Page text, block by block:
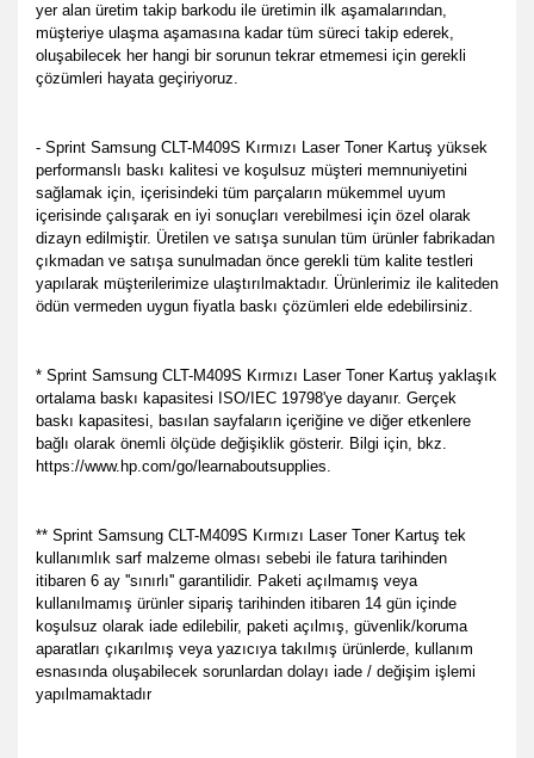
yer alan üretim takip barkodu ile üretimin ilk aşamalarından,
müşteriye ulaşma aşamasına kadar tüm süreci takip ederek,
oluşabilecek her hangi bir sorunun tekrar etmemesi için gerekli
çözümleri hayata geçiriyoruz.
- Sprint Samsung CLT-M409S Kırmızı Laser Toner Kartuş yüksek
performanslı baskı kalitesi ve koşulsuz müşteri memnuniyetini
sağlamak için, içerisindeki tüm parçaların mükemmel uyum
içerisinde çalışarak en iyi sonuçları verebilmesi için özel olarak
dizayn edilmiştir. Üretilen ve satışa sunulan tüm ürünler fabrikadan
çıkmadan ve satışa sunulmadan önce gerekli tüm kalite testleri
yapılarak müşterilerimize ulaştırılmaktadır. Ürünlerimiz ile kaliteden
ödün vermeden uygun fiyatla baskı çözümleri elde edebilirsiniz.
* Sprint Samsung CLT-M409S Kırmızı Laser Toner Kartuş yaklaşık
ortalama baskı kapasitesi ISO/IEC 19798'ye dayanır. Gerçek
baskı kapasitesi, basılan sayfaların içeriğine ve diğer etkenlere
bağlı olarak önemli ölçüde değişiklik gösterir. Bilgi için, bkz.
https://www.hp.com/go/learnaboutsupplies.
** Sprint Samsung CLT-M409S Kırmızı Laser Toner Kartuş tek
kullanımlık sarf malzeme olması sebebi ile fatura tarihinden
itibaren 6 ay ''sınırlı'' garantilidir. Paketi açılmamış veya
kullanılmamış ürünler sipariş tarihinden itibaren 14 gün içinde
koşulsuz olarak iade edilebilir, paketi açılmış, güvenlik/koruma
aparatları çıkarılmış veya yazıcıya takılmış ürünlerde, kullanım
esnasında oluşabilecek sorunlardan dolayı iade / değişim işlemi
yapılmamaktadır